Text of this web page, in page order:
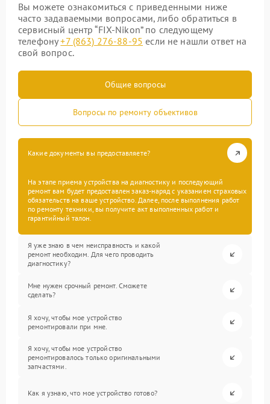
Вы можете ознакомиться с приведенными ниже
часто задаваемыми вопросами, либо обратиться в
сервисный центр “FIX-Nikon” по следующему
телефону+7 (863) 276-88-95 если не нашли ответ на
свой вопрос.
Общие вопросы
Вопросы по ремонту объективов
Какие документы вы предоставляете?
На этапе приема устройства на диагностику и последующий
ремонт вам будет предоставлен заказ-наряд с указанием страховых
обязательств на ваше устройство. Далее, после выполнения работ
по ремонту техники, вы получите акт выполненных работ и
гарантийный талон.
Я уже знаю в чем неисправность и какой
ремонт необходим. Для чего проводить
диагностику?
Мне нужен срочный ремонт. Сможете
сделать?
Я хочу, чтобы мое устройство
ремонтировали при мне.
Я хочу, чтобы мое устройство
ремонтировалось только оригинальными
запчастями.
Как я узнаю, что мое устройство готово?